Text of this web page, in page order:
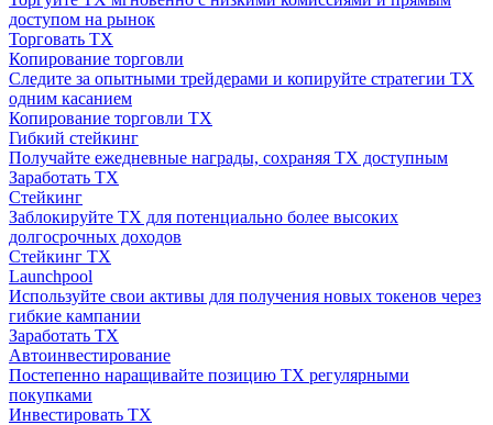
доступом на рынок
Торговать TX
Копирование торговли
Следите за опытными трейдерами и копируйте стратегии TX
одним касанием
Копирование торговли TX
Гибкий стейкинг
Получайте ежедневные награды, сохраняя TX доступным
Заработать TX
Стейкинг
Заблокируйте TX для потенциально более высоких
долгосрочных доходов
Стейкинг TX
Launchpool
Используйте свои активы для получения новых токенов через
гибкие кампании
Заработать TX
Автоинвестирование
Постепенно наращивайте позицию TX регулярными
покупками
Инвестировать TX